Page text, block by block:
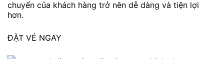
chuyển của khách hàng trở nên dễ dàng và tiện lợi
hơn.
ĐẶT VÉ NGAY